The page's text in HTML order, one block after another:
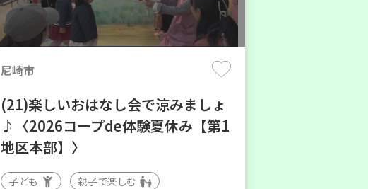
尼崎市
(21)楽しいおはなし会で涼みましょ
♪〈2026コープde体験夏休み【第1
地区本部】〉
子ども 親子で楽しむ